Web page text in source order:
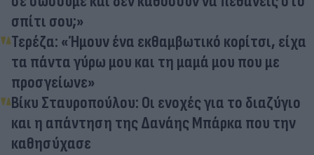
σπίτι σου;»
Τερέζα: «Ήμουν ένα εκθαμβωτικό κορίτσι, είχα
τα πάντα γύρω μου και τη μαμά μου που με
προσγείωνε»
Βίκυ Σταυροπούλου: Οι ενοχές για το διαζύγιο
και η απάντηση της Δανάης Μπάρκα που την
καθησύχασε